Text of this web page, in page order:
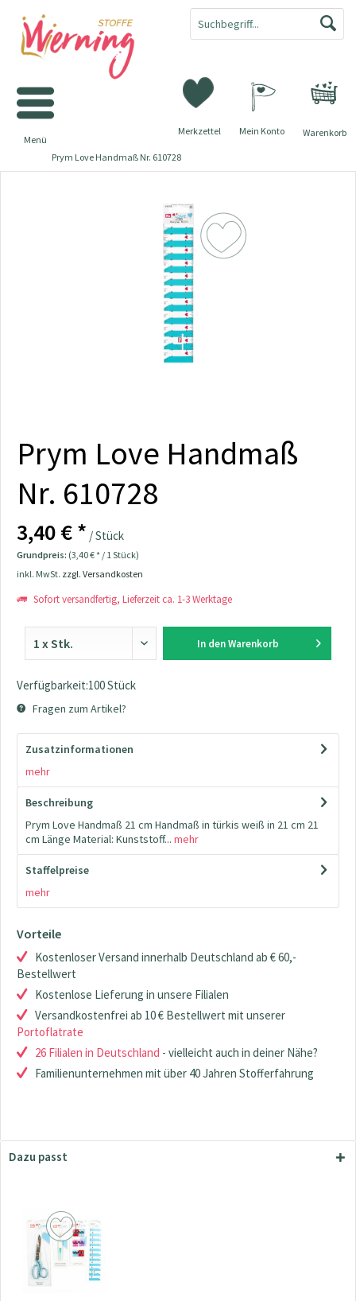
Warenkorb
Merkzettel Mein Konto
Menü
Prym Love Handmaß Nr. 610728
Prym Love Handmaß
Nr. 610728
3,40 € * / Stück
Grundpreis: (3,40 € * / 1 Stück)
inkl. MwSt. zzgl. Versandkosten
Sofort versandfertig, Lieferzeit ca. 1-3 Werktage
In den Warenkorb
Verfügbarkeit:100 Stück
Fragen zum Artikel?
Zusatzinformationen
mehr
Beschreibung
Prym Love Handmaß 21 cm Handmaß in türkis weiß in 21 cm 21
cm Länge Material: Kunststoff... mehr
Staffelpreise
mehr
Vorteile
Kostenloser Versand innerhalb Deutschland ab € 60,-
Bestellwert
Kostenlose Lieferung in unsere Filialen
Versandkostenfrei ab 10 € Bestellwert mit unserer
Portoflatrate
26 Filialen in Deutschland - vielleicht auch in deiner Nähe?
Familienunternehmen mit über 40 Jahren Stofferfahrung
Dazu passt